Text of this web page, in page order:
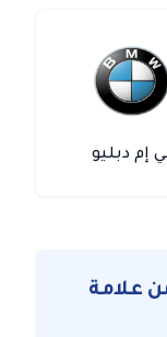
إم دبليو
علامة